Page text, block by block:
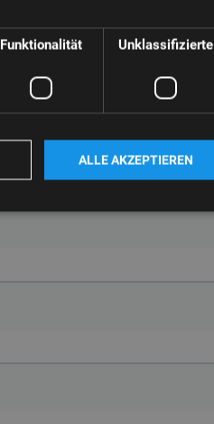
Funktionalität Unklassifizierte
ALLE AKZEPTIEREN